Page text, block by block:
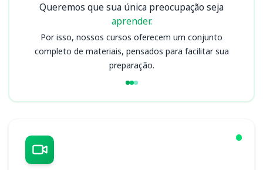
Queremos que sua única preocupação seja
aprender.
Por isso, nossos cursos oferecem um conjunto
completo de materiais, pensados para facilitar sua
preparação.